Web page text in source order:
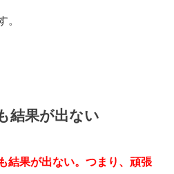
。
結果が出ない
結果が出ない。つまり、頑張